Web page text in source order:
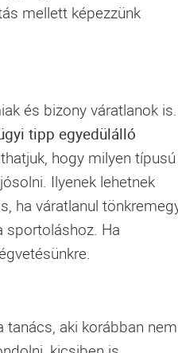
mellett képezzünk
és bizony váratlanok is.
tipp egyedülálló
hogy milyen típusú
Ilyenek lehetnek
ha váratlanul
sportoláshoz. Ha
tanács, aki korábban